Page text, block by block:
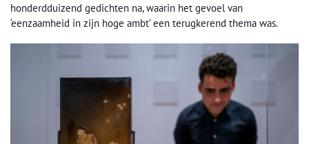
honderdduizend gedichten na, waarin het gevoel van
‘eenzaamheid in zijn hoge ambt’ een terugkerend thema was.